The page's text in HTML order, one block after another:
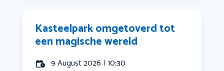
Kasteelpark omgetoverd tot
een magische wereld
9 August 2026 | 10:30